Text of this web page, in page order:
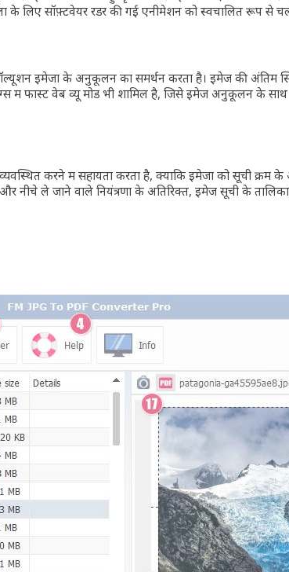
लिए सॉफ़्टवेयर रेंडर की गई एनीमेशन को स्वचालित रूप से
इमेजों के अनुकूलन का समर्थन करता है। इमेज की अंतिम
में फास्ट वेब व्यू मोड भी शामिल है, जिसे इमेज अनुकूलन के
करने में सहायता करता है, क्योंकि इमेजों को सूची क्रम के
ले जाने वाले नियंत्रणों के अतिरिक्त, इमेज सूची के